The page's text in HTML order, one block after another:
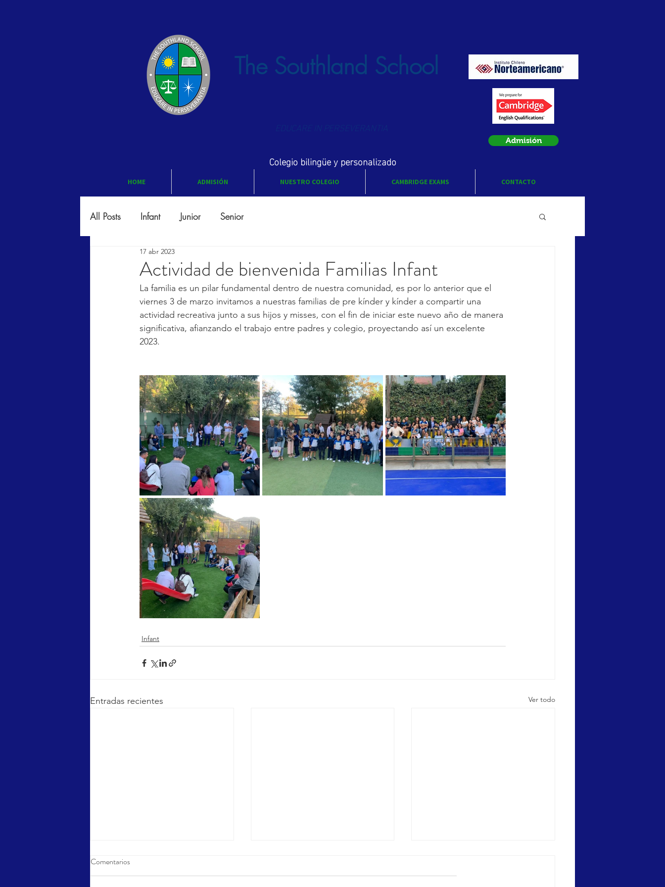
The Southland School
EDUCARE IN PERSEVERANTIA
Colegio bilingüe y personalizado
Admisión
HOME ADMISIÓN NUESTRO COLEGIO CAMBRIDGE EXAMS CONTACTO
All Posts Infant Junior Senior
Actividad de bienvenida Familias Infant
17 abr 2023
La familia es un pilar fundamental dentro de nuestra comunidad, es por lo anterior que el
viernes 3 de marzo invitamos a nuestras familias de pre kínder y kínder a compartir una
actividad recreativa junto a sus hijos y misses, con el fin de iniciar este nuevo año de manera
significativa, afianzando el trabajo entre padres y colegio, proyectando así un excelente
2023.
Infant
Entradas recientes Ver todo
Comentarios